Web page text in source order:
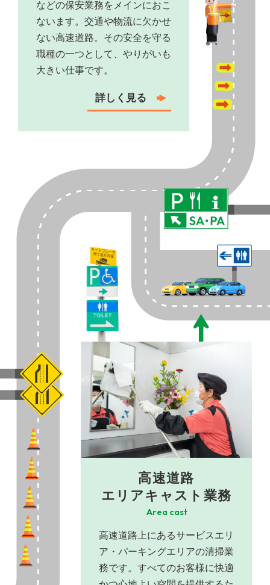
などの保安業務をメインにおこ
ないます。交通や物流に欠かせ
ない高速道路。その安全を守る
職種の一つとして、やりがいも
大きい仕事です。
詳しく⾒る
高速道路
エリアキャスト業務
Area cast
高速道路上にあるサービスエリ
ア・パーキングエリアの清掃業
務です。すべてのお客様に快適